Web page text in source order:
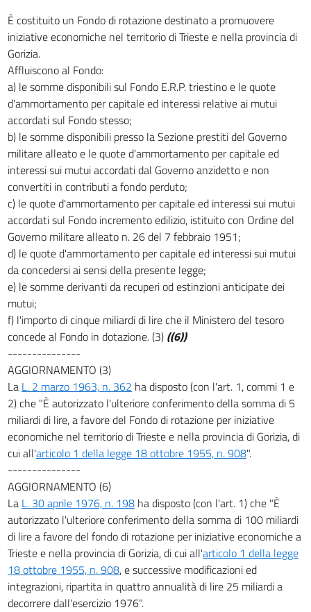
È costituito un Fondo di rotazione destinato a promuovere
iniziative economiche nel territorio di Trieste e nella provincia di
Gorizia.
Affluiscono al Fondo:
a) le somme disponibili sul Fondo E.R.P. triestino e le quote
d'ammortamento per capitale ed interessi relative ai mutui
accordati sul Fondo stesso;
b) le somme disponibili presso la Sezione prestiti del Governo
militare alleato e le quote d'ammortamento per capitale ed
interessi sui mutui accordati dal Governo anzidetto e non
convertiti in contributi a fondo perduto;
c) le quote d'ammortamento per capitale ed interessi sui mutui
accordati sul Fondo incremento edilizio, istituito con Ordine del
Governo militare alleato n. 26 del 7 febbraio 1951;
d) le quote d'ammortamento per capitale ed interessi sui mutui
da concedersi ai sensi della presente legge;
e) le somme derivanti da recuperi od estinzioni anticipate dei
mutui;
f) l'importo di cinque miliardi di lire che il Ministero del tesoro
concede al Fondo in dotazione. (3) ((6))
---------------
AGGIORNAMENTO (3)
La L. 2 marzo 1963, n. 362 ha disposto (con l'art. 1, commi 1 e
2) che "È autorizzato l'ulteriore conferimento della somma di 5
miliardi di lire, a favore del Fondo di rotazione per iniziative
economiche nel territorio di Trieste e nella provincia di Gorizia, di
cui all'articolo 1 della legge 18 ottobre 1955, n. 908".
---------------
AGGIORNAMENTO (6)
La L. 30 aprile 1976, n. 198 ha disposto (con l'art. 1) che "È
autorizzato l'ulteriore conferimento della somma di 100 miliardi
di lire a favore del fondo di rotazione per iniziative economiche a
Trieste e nella provincia di Gorizia, di cui all'articolo 1 della legge
18 ottobre 1955, n. 908, e successive modificazioni ed
integrazioni, ripartita in quattro annualità di lire 25 miliardi a
decorrere dall'esercizio 1976".